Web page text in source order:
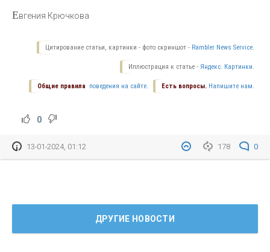
Евгения Крючкова
Цитирование статьи, картинки - фото скриншот - Rambler News Service.
Иллюстрация к статье - Яндекс. Картинки.
Есть вопросы. Напишите нам.
Общие правила поведения на сайте.
0
178 0
13-01-2024, 01:12
ДРУГИЕ НОВОСТИ